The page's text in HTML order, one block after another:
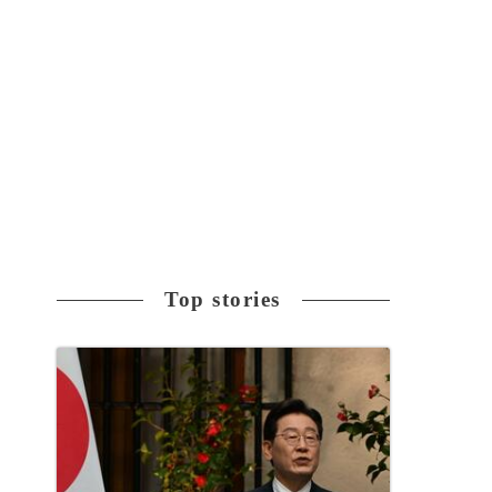
Top stories